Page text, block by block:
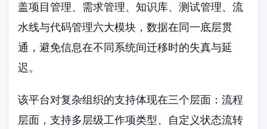
盖项目管理、需求管理、知识库、测试管理、流
水线与代码管理六大模块，数据在同一底层贯
通，避免信息在不同系统间迁移时的失真与延
迟。
该平台对复杂组织的支持体现在三个层面：流程
层面，支持多层级工作项类型、自定义状态流转